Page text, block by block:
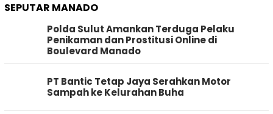
SEPUTAR MANADO
Polda Sulut Amankan Terduga Pelaku
Penikaman dan Prostitusi Online di
Boulevard Manado
PT Bantic Tetap Jaya Serahkan Motor
Sampah ke Kelurahan Buha